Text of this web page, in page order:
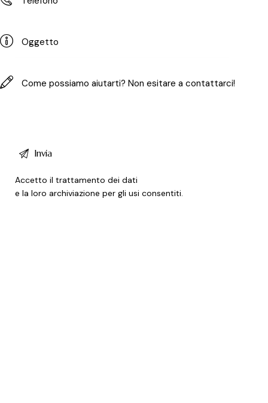
Accetto il trattamento dei dati
e la loro archiviazione per gli usi consentiti.